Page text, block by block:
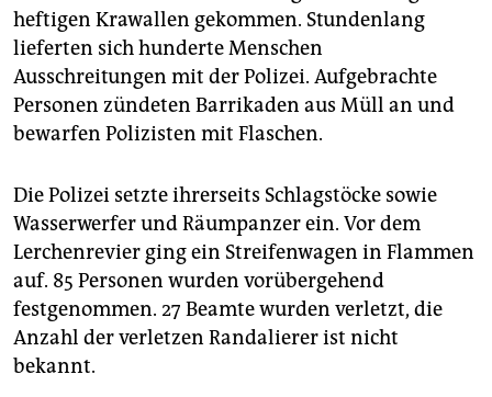
genossenschaft
epaper login
heftigen Krawallen gekommen. Stundenlang
lieferten sich hunderte Menschen
Ausschreitungen mit der Polizei. Aufgebrachte
Personen zündeten Barrikaden aus Müll an und
bewarfen Polizisten mit Flaschen.
Die Polizei setzte ihrerseits Schlagstöcke sowie
Wasserwerfer und Räumpanzer ein. Vor dem
Lerchenrevier ging ein Streifenwagen in Flammen
auf. 85 Personen wurden vorübergehend
festgenommen. 27 Beamte wurden verletzt, die
Anzahl der verletzen Randalierer ist nicht
bekannt.